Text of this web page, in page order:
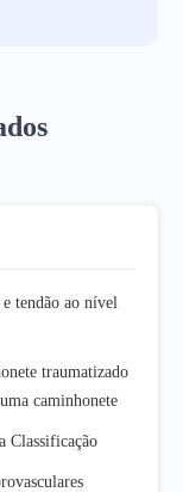
tendão ao nível
traumatizado
caminhonete
Classificação